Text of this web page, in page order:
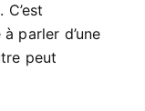
parler d’une
peut